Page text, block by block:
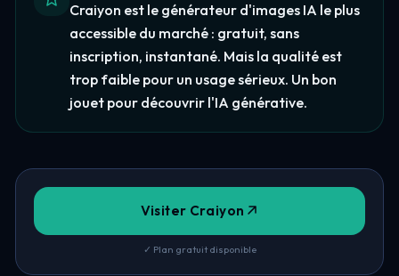
Craiyon est le générateur d'images IA le plus
accessible du marché : gratuit, sans
inscription, instantané. Mais la qualité est
trop faible pour un usage sérieux. Un bon
jouet pour découvrir l'IA générative.
Visiter Craiyon
✓ Plan gratuit disponible